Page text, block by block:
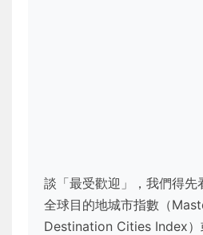
談「最受歡迎」，我們得先
全球目的地城市指數（
Destination Cities Index）